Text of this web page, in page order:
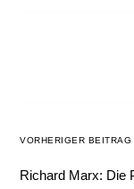
VORHERIGER BEITRAG
Richard Marx: Die